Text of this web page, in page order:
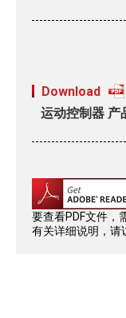
Download
运动控制器 产
要查看PDF文件，
有关详细说明，请